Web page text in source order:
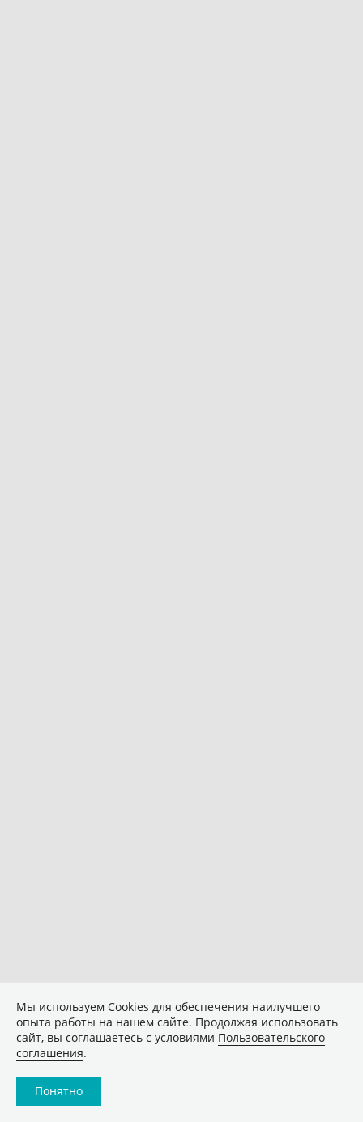
Мы используем Сookies для обеспечения наилучшего
опыта работы на нашем сайте. Продолжая использовать
сайт, вы соглашаетесь с условиями Пользовательского
соглашения.
Понятно